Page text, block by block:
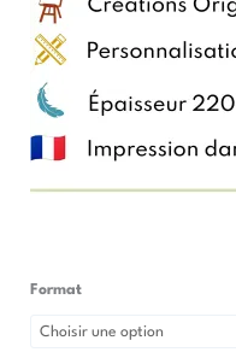
Format
de